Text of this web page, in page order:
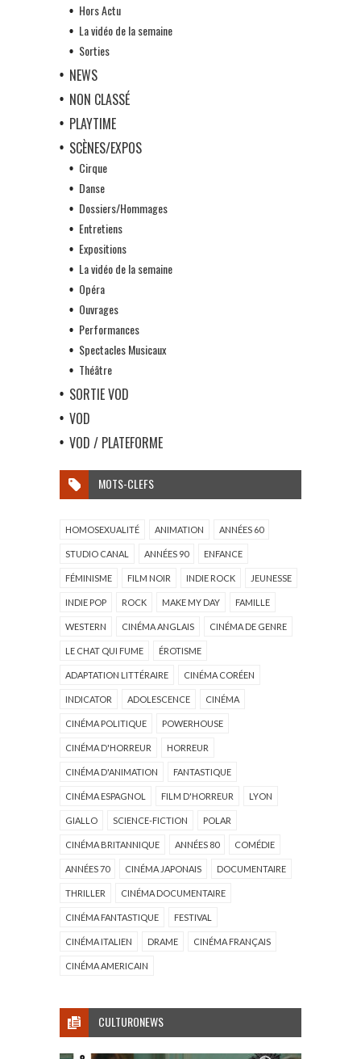
Hors Actu
La vidéo de la semaine
Sorties
NEWS
NON CLASSÉ
PLAYTIME
SCÈNES/EXPOS
Cirque
Danse
Dossiers/Hommages
Entretiens
Expositions
La vidéo de la semaine
Opéra
Ouvrages
Performances
Spectacles Musicaux
Théâtre
SORTIE VOD
VOD
VOD / PLATEFORME
MOTS-CLEFS
HOMOSEXUALITÉ ANIMATION ANNÉES 60
STUDIO CANAL ANNÉES 90 ENFANCE
FÉMINISME FILM NOIR INDIE ROCK JEUNESSE
INDIE POP ROCK MAKE MY DAY FAMILLE
WESTERN CINÉMA ANGLAIS CINÉMA DE GENRE
LE CHAT QUI FUME ÉROTISME
ADAPTATION LITTÉRAIRE CINÉMA CORÉEN
INDICATOR ADOLESCENCE CINÉMA
CINÉMA POLITIQUE POWERHOUSE
CINÉMA D'HORREUR HORREUR
CINÉMA D'ANIMATION FANTASTIQUE
CINÉMA ESPAGNOL FILM D'HORREUR LYON
GIALLO SCIENCE-FICTION POLAR
CINÉMA BRITANNIQUE ANNÉES 80 COMÉDIE
ANNÉES 70 CINÉMA JAPONAIS DOCUMENTAIRE
THRILLER CINÉMA DOCUMENTAIRE
CINÉMA FANTASTIQUE FESTIVAL
CINÉMA ITALIEN DRAME CINÉMA FRANÇAIS
CINÉMA AMERICAIN
CULTURONEWS